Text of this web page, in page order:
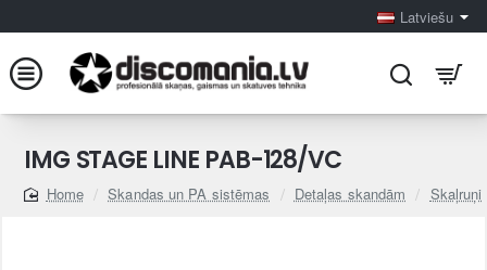
Latviešu
IMG STAGE LINE PAB-128/VC
home
Skandas un PA sistēmas Detaļas skandām Skaļruņi